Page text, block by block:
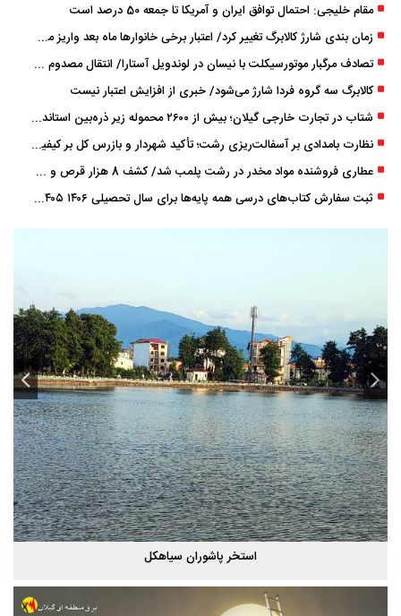
مقام خلیجی: احتمال توافق ایران و آمریکا تا جمعه 50 درصد است
زمان ‌بندی شارژ کالابرگ تغییر کرد/ اعتبار برخی خانوارها ماه بعد واریز می‌شود
تصادف مرگبار موتورسیکلت با نیسان در لوندویل آستارا/ انتقال مصدوم با اورژانس هوایی به رشت
کالابرگ سه گروه فردا شارژ می‌شود/ خبری از افزایش اعتبار نیست
شتاب در تجارت خارجی گیلان؛ بیش از ۲۶۰۰ محموله زیر ذره‌بین استاندارد
نظارت بامدادی بر آسفالت‌ریزی رشت؛ تأکید شهردار و بازرس کل بر کیفیت اجرای پروژه‌ها
عطاری فروشنده مواد مخدر در رشت پلمب شد/ کشف 8 هزار قرص و 50 لیتر شربت توهم ‌زا
ثبت سفارش کتاب‌های درسی همه پایه‌ها برای سال تحصیلی ۱۴۰۶ ۱۴۰۵ فعال شد
پاییز هزار رنگ گیلان